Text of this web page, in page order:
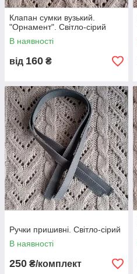
Клапан сумки вузький.
"Орнамент". Світло-сірий
В наявності
від 160 ₴
Ручки пришивні. Світло-сірий
В наявності
250 ₴/комплект